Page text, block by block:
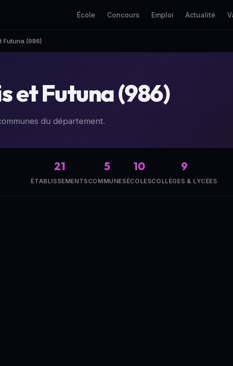
École Concours Emploi Actualité
Futuna (986)
et Futuna (986)
du département.
21
ÉTABLISSEMENTS
5
COMMUNES
10
ÉCOLES
9
COLLÈGES & LYCÉES